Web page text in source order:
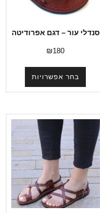
סנדלי עור – דגם אפרודיטה
₪180
בחר אפשרויות